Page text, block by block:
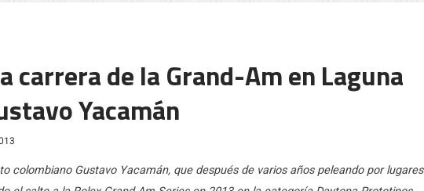
carrera de la Grand-Am en Laguna
Yacamán
colombiano Gustavo Yacamán, que después de varios años peleando por lugares